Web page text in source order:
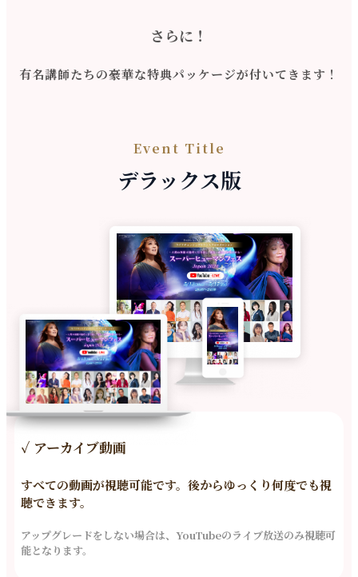
さらに！
有名講師たちの豪華な特典パッケージが付いてきます！
Event Title
デラックス版
✓ アーカイブ動画
すべての動画が視聴可能です。 後からゆっくり何度でも視
聴できます。
アップグレードをしない場合は、YouTubeのライブ放送のみ視聴可
能となります。